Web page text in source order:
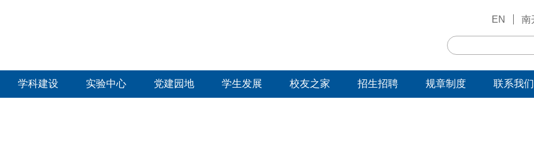
EN 南
学科建设 实验中心 党建园地 学生发展 校友之家 招生招聘 规章制度 联系我们